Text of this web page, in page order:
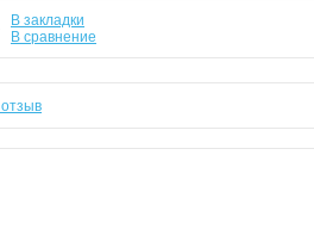
В закладки
В сравнение